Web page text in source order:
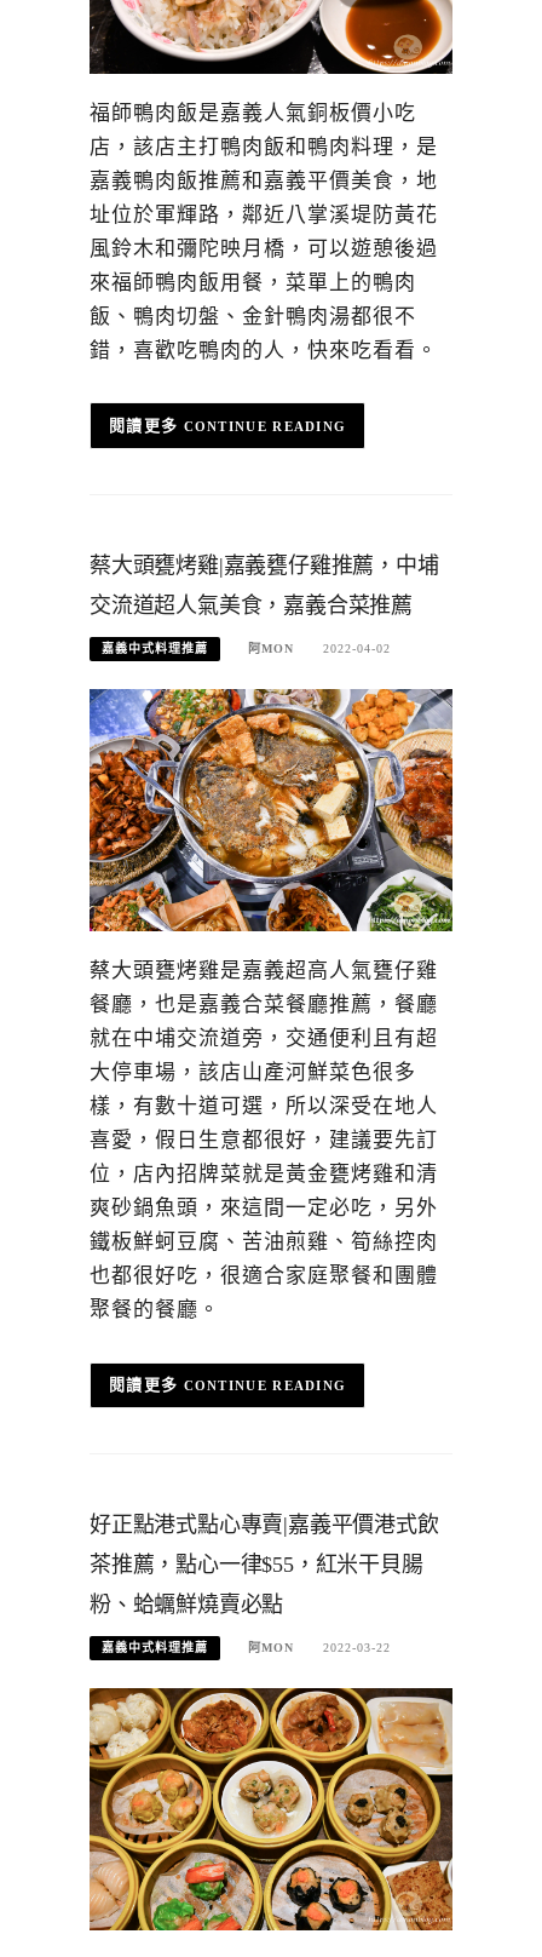
福師鴨肉飯是嘉義人氣銅板價小吃
店，該店主打鴨肉飯和鴨肉料理，是
嘉義鴨肉飯推薦和嘉義平價美食，地
址位於軍輝路，鄰近八掌溪堤防黃花
風鈴木和彌陀映月橋，可以遊憩後過
來福師鴨肉飯用餐，菜單上的鴨肉
飯、鴨肉切盤、金針鴨肉湯都很不
錯，喜歡吃鴨肉的人，快來吃看看。
CONTINUE READING
蔡大頭甕烤雞|嘉義甕仔雞推薦，中埔
交流道超人氣美食，嘉義合菜推薦
嘉義中式料理推薦 阿MON 2022-04-02
蔡大頭甕烤雞是嘉義超高人氣甕仔雞
餐廳，也是嘉義合菜餐廳推薦，餐廳
就在中埔交流道旁，交通便利且有超
大停車場，該店山產河鮮菜色很多
樣，有數十道可選，所以深受在地人
喜愛，假日生意都很好，建議要先訂
位，店內招牌菜就是黃金甕烤雞和清
爽砂鍋魚頭，來這間一定必吃，另外
鐵板鮮蚵豆腐、苦油煎雞、筍絲控肉
也都很好吃，很適合家庭聚餐和團體
聚餐的餐廳。
CONTINUE READING
好正點港式點心專賣|嘉義平價港式飲
茶推薦，點心一律$55，紅米干貝腸
粉、蛤蠣鮮燒賣必點
嘉義中式料理推薦 阿MON 2022-03-22